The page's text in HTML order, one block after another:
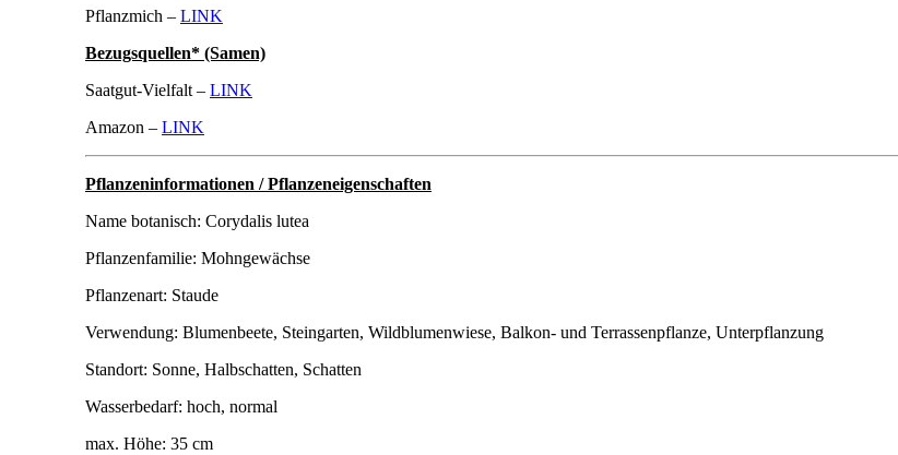
Pflanzmich – LINK
Bezugsquellen* (Samen)
Saatgut-Vielfalt – LINK
Amazon – LINK
Pflanzeninformationen / Pflanzeneigenschaften
Name botanisch: Corydalis lutea
Pflanzenfamilie: Mohngewächse
Pflanzenart: Staude
Verwendung: Blumenbeete, Steingarten, Wildblumenwiese, Balkon- und Terrassenpflanze, Unterpflanzung
Standort: Sonne, Halbschatten, Schatten
Wasserbedarf: hoch, normal
max. Höhe: 35 cm